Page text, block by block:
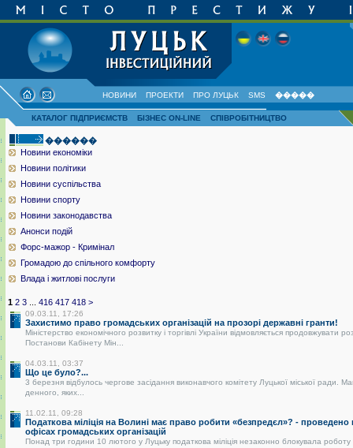
НОВИНИ ПРОЕКТИ ПРО ЛУЦЬК SMS �����
КАТАЛОГ ПІДПРИЄМСТВ БІЗНЕС ON-LINE СПІВРОБІТНИЦТВО
������
Новини економіки
Новини політики
Новини суспільства
Новини спорту
Новини законодавства
Анонси подій
Форс-мажор - Кримінал
Громадою до спільного комфорту
Влада і житлові послуги
1 2 3 416 417 418 >
09.03.11, 17:26
Захистимо право громадських організацій на прозорі державні гранти!
Міністерство економічного розвитку і торгівлі України відмовляється продовжувати
Постанови Кабінету Мін...
04.03.11, 03:37
Що це було?...
3 березня відбулось чергове засідання виконавчого комітету Луцької міської ради.
денного, яких...
11.02.11, 09:28
Податкова міліція на Волині має право робити «безпредєл»? -
офісах громадських організацій
Понад три години 10 лютого у Луцьку податкова міліція незаконно блокувала